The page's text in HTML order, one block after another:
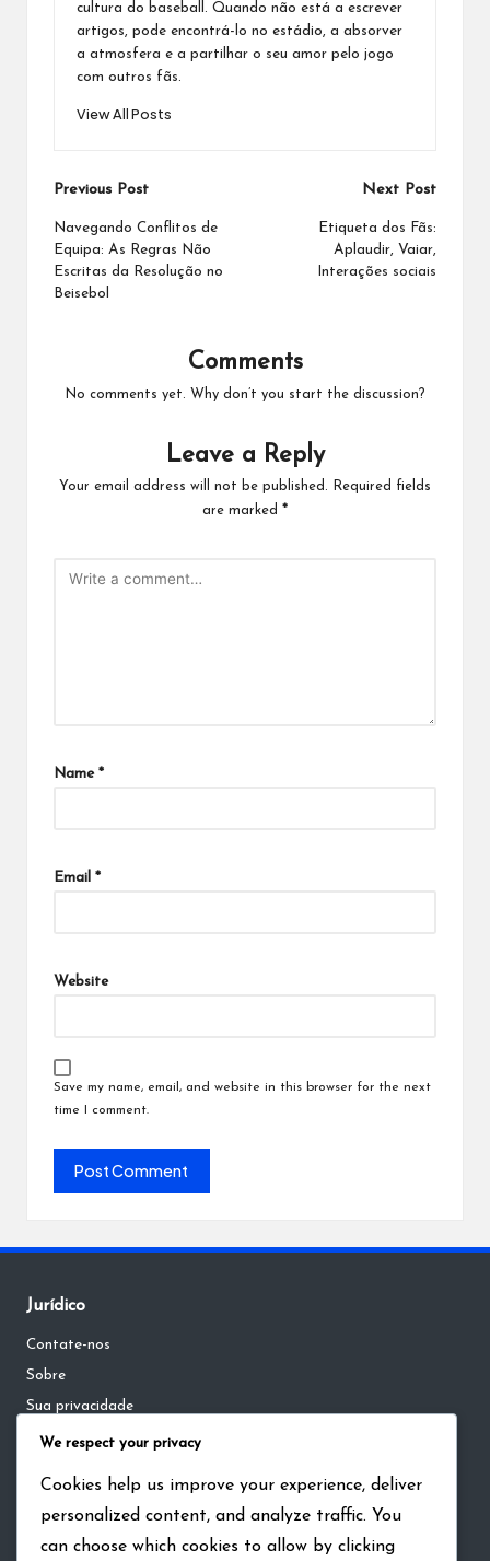
cultura do baseball. Quando não está a escrever
artigos, pode encontrá-lo no estádio, a absorver
a atmosfera e a partilhar o seu amor pelo jogo
com outros fãs.
View All Posts
Post
navigation
Previous Post
Navegando Conflitos de
Equipa: As Regras Não
Escritas da Resolução no
Beisebol
Next Post
Etiqueta dos Fãs:
Aplaudir, Vaiar,
Interações sociais
Comments
No comments yet. Why don’t you start the discussion?
Leave a Reply
Your email address will not be published.
Required fields
are marked *
Name *
Email *
Website
Save my name, email, and website in this browser for the next
time I comment.
Jurídico
Contate-nos
Sobre
Sua privacidade
Termos e condições
Pesquisar
We respect your privacy
Cookies help us improve your experience, deliver
personalized content, and analyze traffic. You
can choose which cookies to allow by clicking